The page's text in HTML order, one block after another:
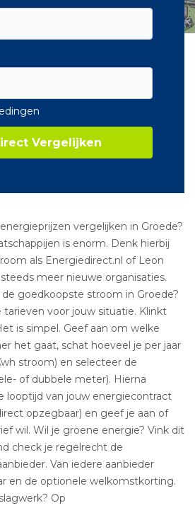
Vergelijken
vergelijken in Groede?
is enorm. Denk hierbij
als Energiedirect.nl of Leon
meer nieuwe organisaties.
goedkoopste stroom in Groede?
voor jouw situatie. Klinkt
is simpel. Geef aan om welke
het gaat, schat hoeveel je per jaar
stroom) en selecteer de
of dubbele meter). Hierna
looptijd van jouw energiecontract
opzegbaar) en geef je aan of
wil. Wil je groene energie? Vink dit
check je regelrecht de
Van iedere aanbieder
en de optionele welkomstkorting.
Op